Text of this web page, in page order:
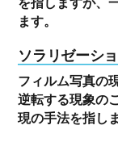
ます。
ソラリゼーシ
フィルム写真の
逆転する現象の
現の手法を指し